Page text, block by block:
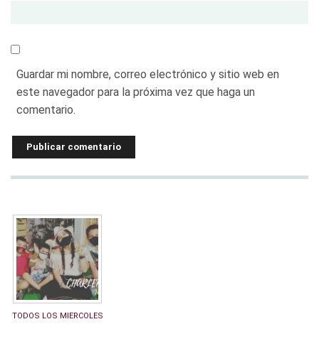
Guardar mi nombre, correo electrónico y sitio web en
este navegador para la próxima vez que haga un
comentario.
TODOS LOS MIERCOLES